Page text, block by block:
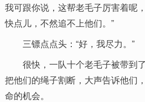
我可跟你说，这帮老毛子厉害着呢
快点儿，不然追不上他们。”
三镖点点头：“好，我尽力。”
很快，一队十个老毛子被带到
把他们的绳子割断，大声告诉他们
命的机会。